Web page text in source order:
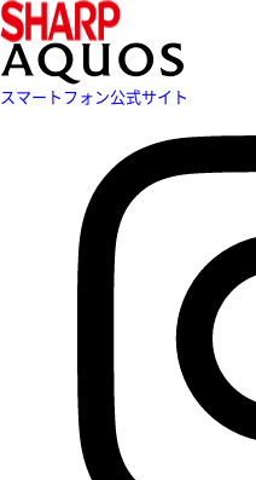
スマートフォン公式サイト